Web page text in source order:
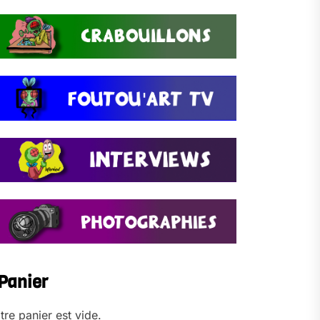
panier est vide.